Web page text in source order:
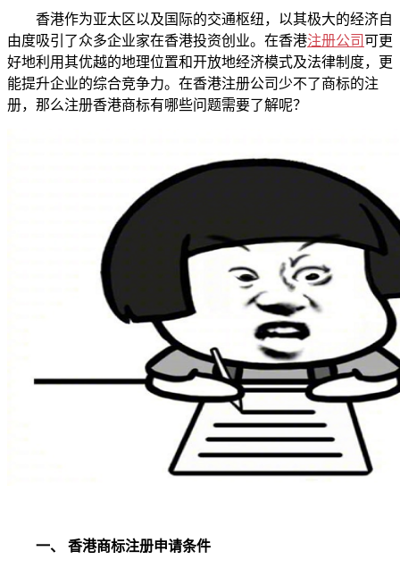
香港作为亚太区以及国际的交通枢纽，以其极大的经济自
由度吸引了众多企业家在香港投资创业。在香港注册公司可更
好地利用其优越的地理位置和开放地经济模式及法律制度，更
能提升企业的综合竞争力。在香港注册公司少不了商标的注
册，那么注册香港商标有哪些问题需要了解呢？
一、 香港商标注册申请条件